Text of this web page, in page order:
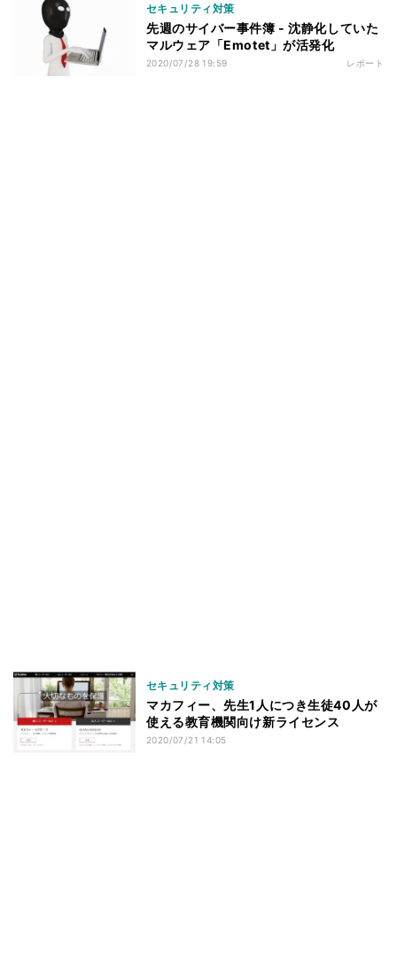
セキュリティ対策
先週のサイバー事件簿 - 沈静化していた
マルウェア「Emotet」が活発化
2020/07/28 19:59 レポート
セキュリティ対策
マカフィー、先生1人につき生徒40人が
使える教育機関向け新ライセンス
2020/07/21 14:05